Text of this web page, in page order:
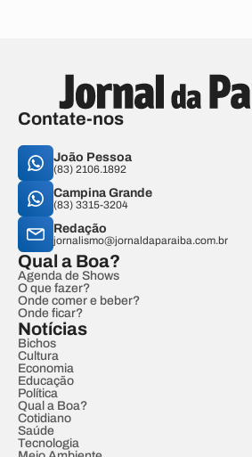
Contate-nos
João Pessoa
(83) 2106.1892
Campina Grande
(83) 3315-3204
Redação
jornalismo@jornaldaparaiba.com.br
Qual a Boa?
Agenda de Shows
O que fazer?
Onde comer e beber?
Onde ficar?
Notícias
Bichos
Cultura
Economia
Educação
Política
Qual a Boa?
Cotidiano
Saúde
Tecnologia